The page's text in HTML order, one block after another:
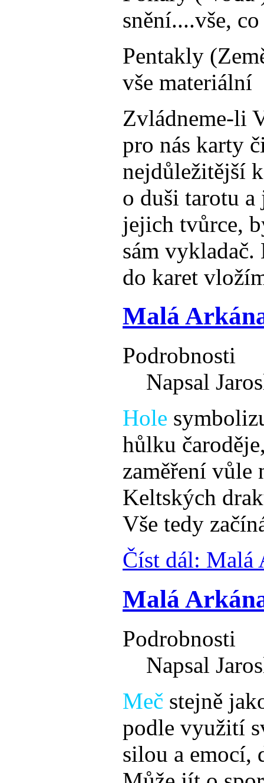
snění....vše,
Pentakly
vše materiální
Zvládneme-li
pro nás karty
nejdůležitější
o duši tarotu
jejich tvůrce,
sám vykladač.
do karet
Malá
Podrobnosti
Napsal
Hole
hůlku
zaměření vůle
Keltských
Vše tedy
Číst dál: Malá
Malá
Podrobnosti
Napsal
Meč stejně
podle využití
silou a emocí,